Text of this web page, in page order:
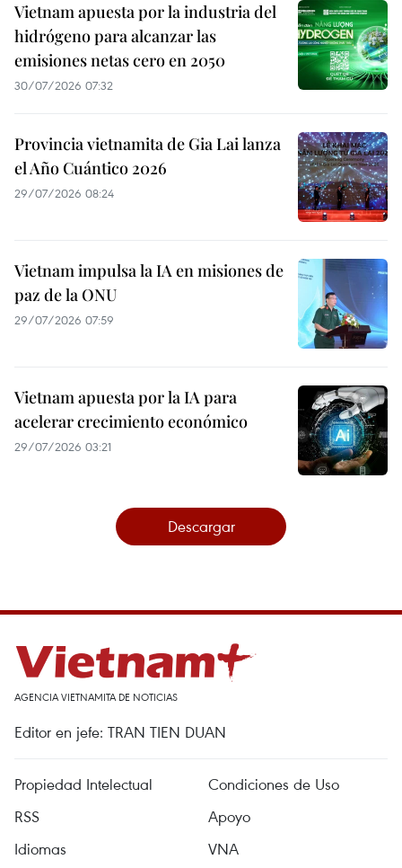
Vietnam apuesta por la industria del
hidrógeno para alcanzar las
emisiones netas cero en 2050
30/07/2026 07:32
Provincia vietnamita de Gia Lai lanza
el Año Cuántico 2026
29/07/2026 08:24
Vietnam impulsa la IA en misiones de
paz de la ONU
29/07/2026 07:59
Vietnam apuesta por la IA para
acelerar crecimiento económico
29/07/2026 03:21
Descargar
AGENCIA VIETNAMITA DE NOTICIAS
Editor en jefe: TRAN TIEN DUAN
Propiedad Intelectual
Condiciones de Uso
RSS
Apoyo
Idiomas
VNA